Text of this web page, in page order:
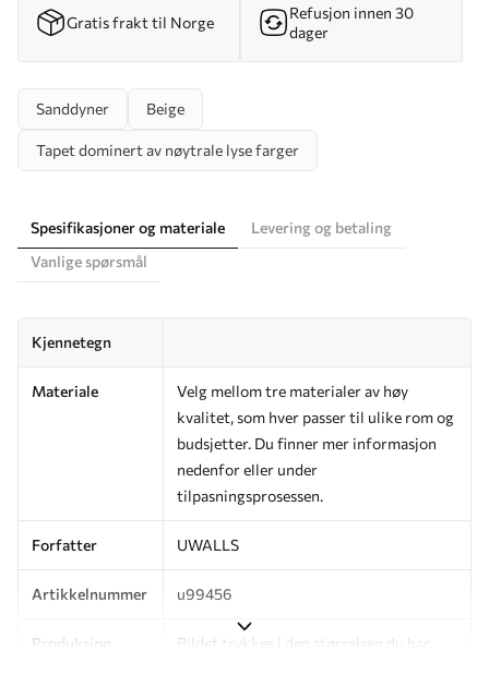
Gratis frakt til Norge
Refusjon innen 30
dager
Sanddyner Beige
Tapet dominert av nøytrale lyse farger
Spesifikasjoner og materiale
Levering og betaling
Vanlige spørsmål
Kjennetegn
Materiale
Velg mellom tre materialer av høy
kvalitet, som hver passer til ulike rom og
budsjetter. Du finner mer informasjon
nedenfor eller under
tilpasningsprosessen.
Forfatter UWALLS
Artikkelnummer u99456
Produksjon
Bildet trykkes i den størrelsen du har